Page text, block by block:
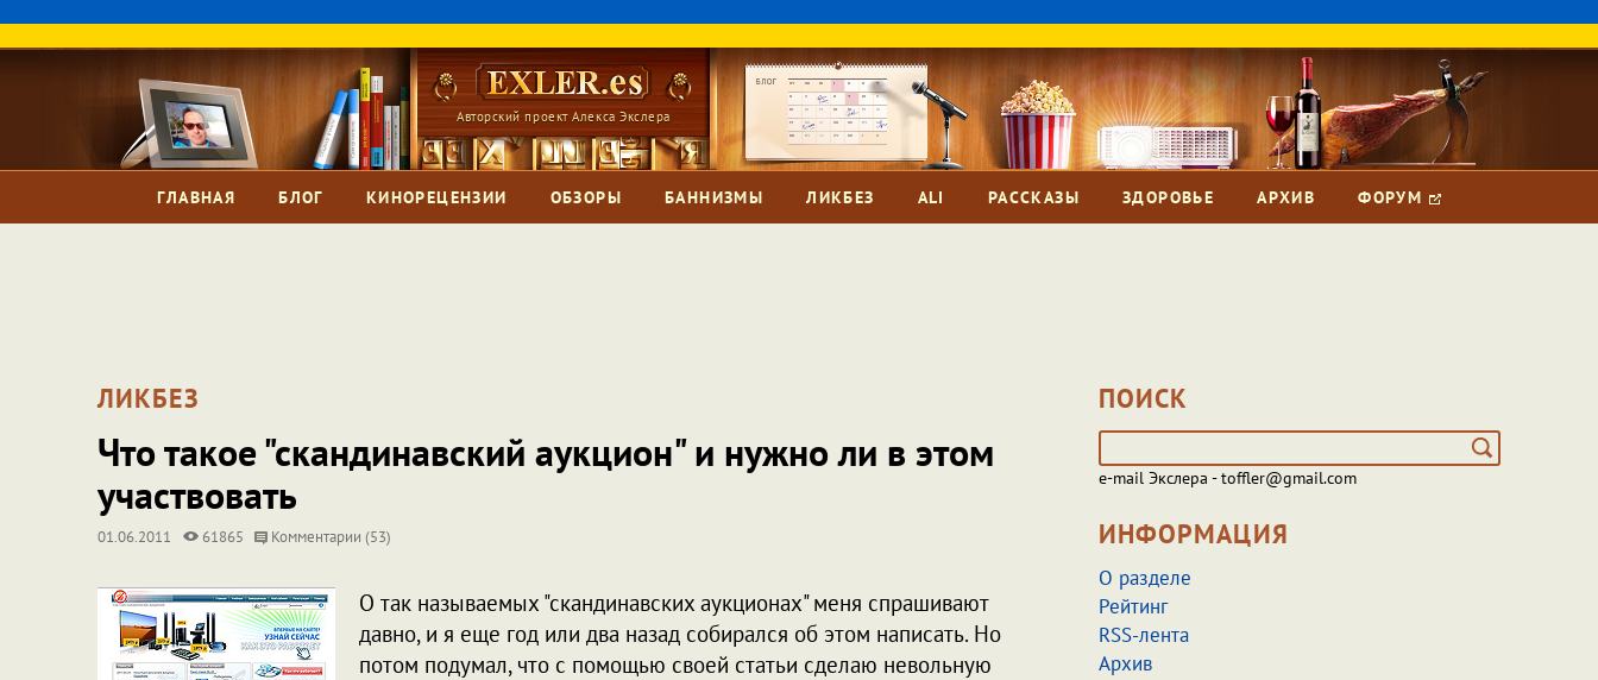
Авторский проект Алекса Экслера
ГЛАВНАЯ БЛОГ КИНОРЕЦЕНЗИИ ОБЗОРЫ БАННИЗМЫ ЛИКБЕЗ ALI РАССКАЗЫ ЗДОРОВЬЕ АРХИВ ФОРУМ
ЛИКБЕЗ
Что такое "скандинавский аукцион" и нужно ли в этом
участвовать
01.06.2011 61865 Комментарии (53)
О так называемых "скандинавских аукционах" меня спрашивают
давно, и я еще год или два назад собирался об этом написать. Но
потом подумал, что с помощью своей статьи сделаю невольную
ПОИСК
e-mail Экслера - toffler@gmail.com
ИНФОРМАЦИЯ
О разделе
Рейтинг
RSS-лента
Архив